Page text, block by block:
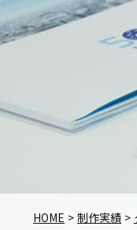
HOME 制作実績